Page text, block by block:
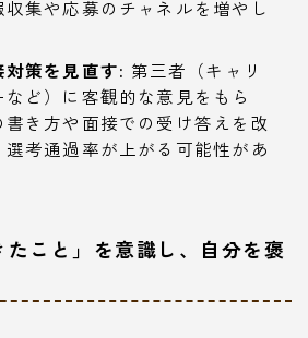
集や応募のチャネルを増やし
策を見直す: 第三者（キャリ
ど）に客観的な意見をもら
書き方や面接での受け答えを改
考通過率が上がる可能性があ
こと」を意識し、自分を褒